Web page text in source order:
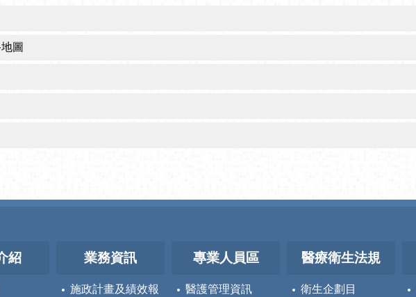
專區
中心
紹 業務資訊
施政計畫及績效報
專業人員區
醫護管理資訊
醫療衛生法規
衛生企劃目